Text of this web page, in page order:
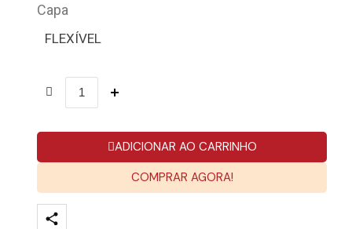
Capa
FLEXÍVEL
ADICIONAR AO CARRINHO
COMPRAR AGORA!